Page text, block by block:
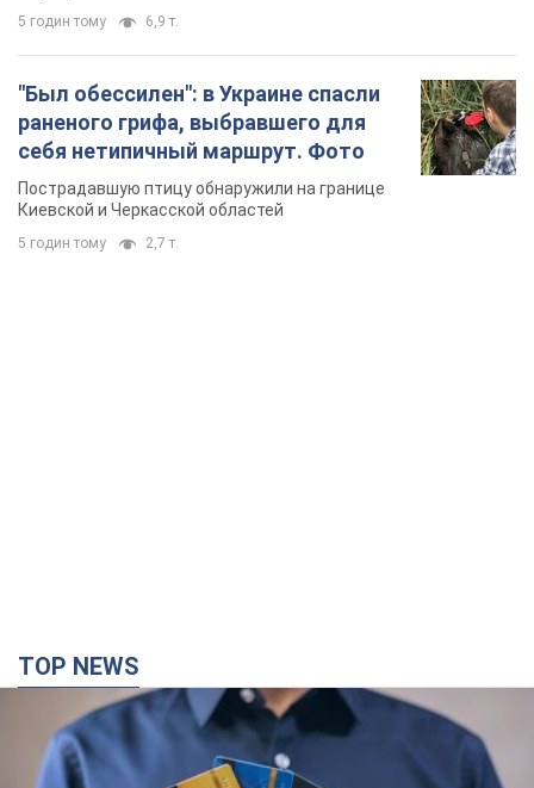
5 годин тому 6,9 т.
"Был обессилен": в Украине спасли
раненого грифа, выбравшего для
себя нетипичный маршрут. Фото
Пострадавшую птицу обнаружили на границе
Киевской и Черкасской областей
5 годин тому 2,7 т.
TOP NEWS